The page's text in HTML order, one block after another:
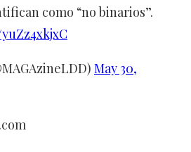
como “no binarios”.
May 30,